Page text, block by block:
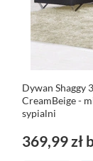
Dywan Shaggy
CreamBeige -
sypialni
369,99 zł